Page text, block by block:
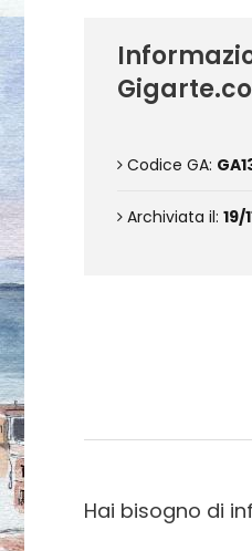
Codice GA:
Archiviata il: 19/
Hai bisogno di